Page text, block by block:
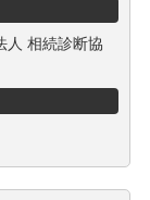
人 相続診断協